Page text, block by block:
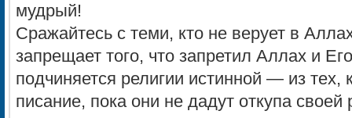
мудрый!
Сражайтесь c теми, кто не верует в
запрещает того, что запретил Аллах и
подчиняется религии истинной — из тех,
писание, пока они не дадут откупа